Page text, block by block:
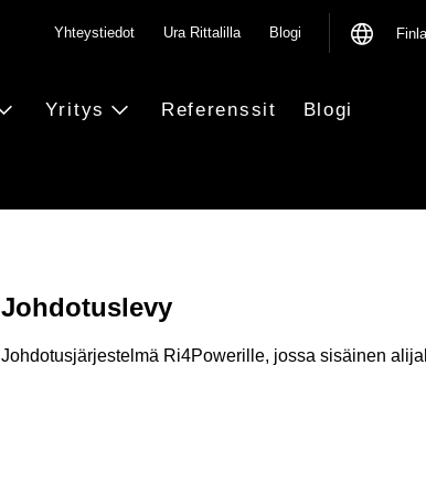
Yritys Referenssit Blogi
Yhteystiedot Ura Rittalilla Blogi
Johdotuslevy
Johdotusjärjestelmä Ri4Powerille, jossa sisäinen